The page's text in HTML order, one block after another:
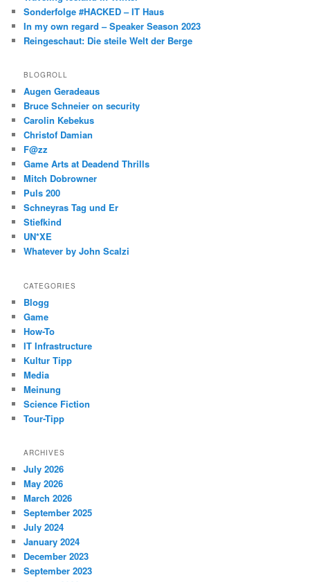
Sonderfolge #HACKED – IT Haus
In my own regard – Speaker Season 2023
Reingeschaut: Die steile Welt der Berge
BLOGROLL
Augen Geradeaus
Bruce Schneier on security
Carolin Kebekus
Christof Damian
F@zz
Game Arts at Deadend Thrills
Mitch Dobrowner
Puls 200
Schneyras Tag und Er
Stiefkind
UN*XE
Whatever by John Scalzi
CATEGORIES
Blogg
Game
How-To
IT Infrastructure
Kultur Tipp
Media
Meinung
Science Fiction
Tour-Tipp
ARCHIVES
July 2026
May 2026
March 2026
September 2025
July 2024
January 2024
December 2023
September 2023